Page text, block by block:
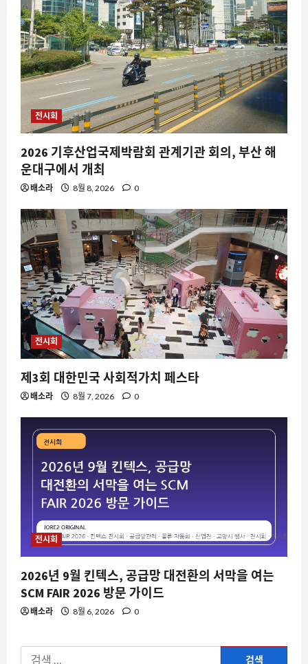
전시회
2026 기후산업국제박람회 관계기관 회의, 부산 해
운대구에서 개최
배소라 8월 8, 2026 0
전시회
제3회 대한민국 사회적가치 페스타
배소라 8월 7, 2026 0
전시회
2026년 9월 킨텍스, 공급망 대전환의 서막을 여는
SCM FAIR 2026 방문 가이드
배소라 8월 6, 2026 0
2
요즘뜨는소식
영하 30도도 거뜬한 난방, 삼성전자가 미
국 국립연구소와 손잡고 만든 차세대 기
술의 비밀
8월 10, 2026
3
스팀
설치도 하지 않은 게임에 달성된 3 개의
4
요즘뜨는소식
삼성 월렛에 코레일 승차권, 종이 없는 여
행의 시작과 실제 편의성 검증
8월 10, 2026 0
2026 전국 대학생 AI 자율주행 경진대회,
미래 모빌리티의 실험장이 되다
8월 10, 2026